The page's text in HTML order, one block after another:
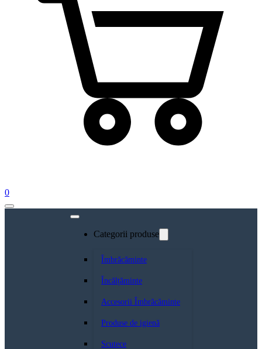
0
Categorii produse
Îmbrăcăminte
Încălțăminte
Accesorii Îmbrăcăminte
Produse de igienă
Scutece